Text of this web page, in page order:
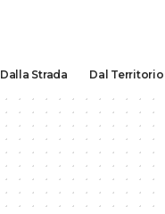
Dalla Strada Dal Territorio